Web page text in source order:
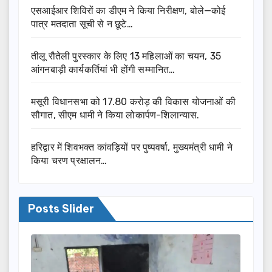
एसआईआर शिविरों का डीएम ने किया निरीक्षण, बोले—कोई
पात्र मतदाता सूची से न छूटे…
तीलू रौतेली पुरस्कार के लिए 13 महिलाओं का चयन, 35
आंगनबाड़ी कार्यकर्तियां भी होंगी सम्मानित…
मसूरी विधानसभा को 17.80 करोड़ की विकास योजनाओं की
सौगात, सीएम धामी ने किया लोकार्पण-शिलान्यास.
हरिद्वार में शिवभक्त कांवड़ियों पर पुष्पवर्षा, मुख्यमंत्री धामी ने
किया चरण प्रक्षालन…
Posts Slider